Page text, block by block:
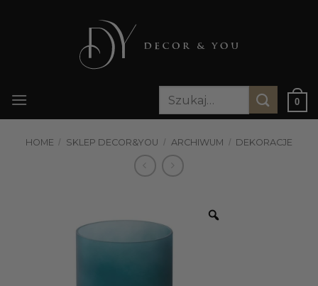
Szukaj:
0
HOME / SKLEP DECOR&YOU / ARCHIWUM / DEKORACJE